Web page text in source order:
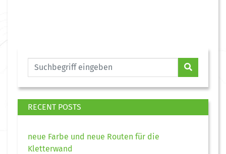
RECENT POSTS
neue Farbe und neue Routen für die
Kletterwand